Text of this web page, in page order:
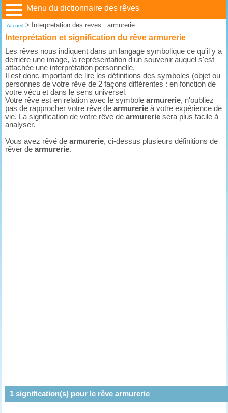
Menu du dictionnaire des rêves
Accueil> Interpretation des reves : armurerie
Interprétation et signification du rêve armurerie
Les rêves nous indiquent dans un langage symbolique ce qu'il y a
derrière une image, la représentation d'un souvenir auquel s'est
attachée une interprétation personnelle.
Il est donc important de lire les définitions des symboles (objet ou
personnes de votre rêve de 2 façons différentes : en fonction de
votre vécu et dans le sens universel.
Votre rêve est en relation avec le symbolearmurerie, n'oubliez
pas de rapprocher votre rêve dearmurerie à votre expérience de
vie. La signification de votre rêve dearmurerie sera plus facile à
analyser.
Vous avez rêvé dearmurerie, ci-dessus plusieurs définitions de
rêver dearmurerie.
1signification(s) pour le rêve armurerie